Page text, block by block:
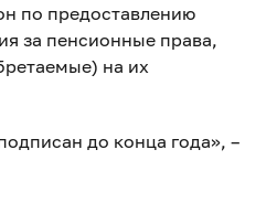
по предоставлению
за пенсионные права,
на их
до конца года», –